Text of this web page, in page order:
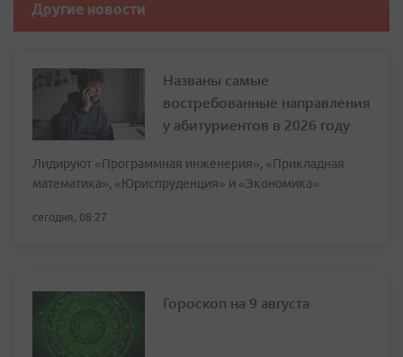
Другие новости
Названы самые
востребованные направления
у абитуриентов в 2026 году
Лидируют «Программная инженерия», «Прикладная
математика», «Юриспруденция» и «Экономика»
сегодня, 08:27
Гороскоп на 9 августа